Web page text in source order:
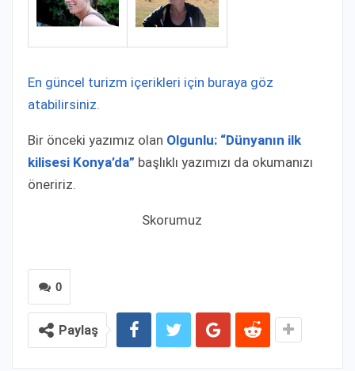
En güncel turizm içerikleri için buraya göz
atabilirsiniz.
Bir önceki yazımız olan Olgunlu: “Dünyanın ilk
kilisesi Konya’da” başlıklı yazımızı da okumanızı
öneririz.
Skorumuz
0
Paylaş